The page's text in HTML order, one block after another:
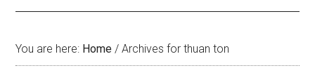
You are here: Home / Archives for thuan ton